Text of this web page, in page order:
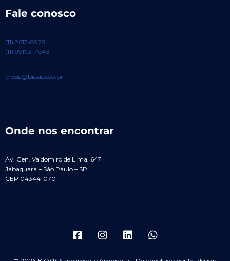
Fale conosco
(11) 2613-8928
(11) 99173-7043
biosis@biosis.eco.br
Onde nos encontrar
Av. Gen. Valdomiro de Lima, 647
Jabaquara – São Paulo – SP
CEP 04344-070